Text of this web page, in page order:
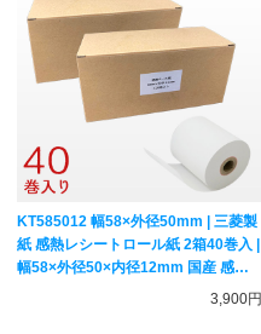
KT585012 幅58×外径50mm | 三菱製
紙 感熱レシートロール紙 2箱40巻入 |
幅58×外径50×内径12mm 国産 感熱
紙 サーマルペーパー アルコールチェ
3,900円